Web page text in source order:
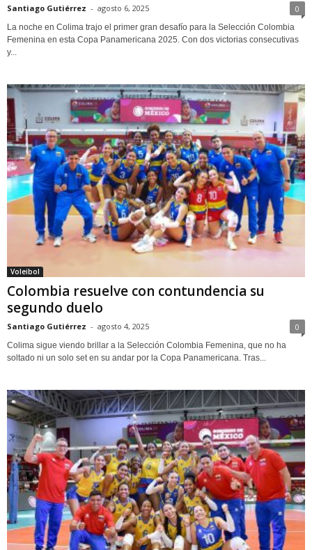
Santiago Gutiérrez - agosto 6, 2025 0
La noche en Colima trajo el primer gran desafío para la Selección Colombia
Femenina en esta Copa Panamericana 2025. Con dos victorias consecutivas
y...
Voleibol
Colombia resuelve con contundencia su
segundo duelo
Santiago Gutiérrez - agosto 4, 2025 0
Colima sigue viendo brillar a la Selección Colombia Femenina, que no ha
soltado ni un solo set en su andar por la Copa Panamericana. Tras...